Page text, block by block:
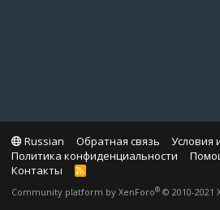
Russian Обратная связь
Условия
Политика конфиденциальности
Контакты
R
S
Community platform by XenForo® © 2010-2021